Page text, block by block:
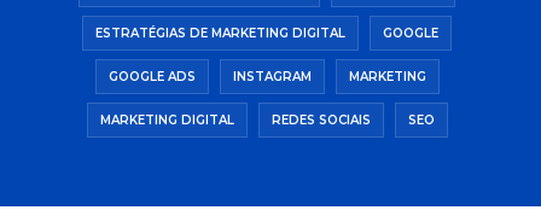
ESTRATÉGIAS DE MARKETING DIGITAL GOOGLE
GOOGLE ADS INSTAGRAM MARKETING
MARKETING DIGITAL REDES SOCIAIS SEO